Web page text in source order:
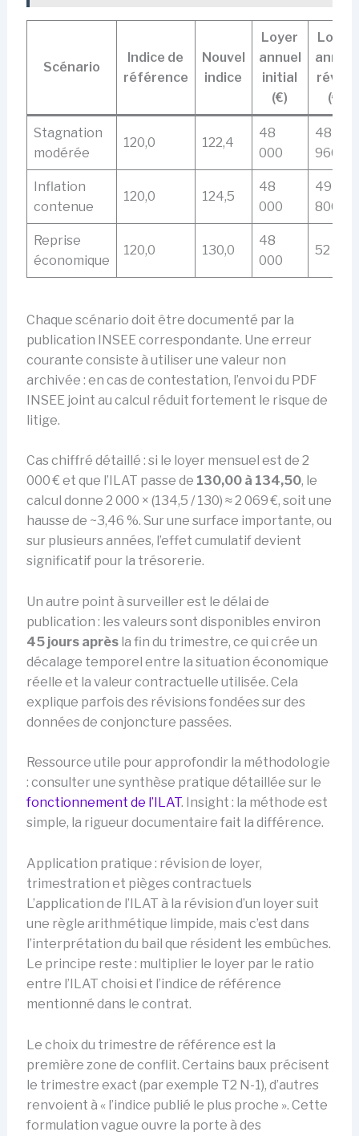
Scénario
Indice de
référence
Nouvel
indice
Loyer
annuel
initial
(€)
Loyer
annuel
révisé
(€)
Stagnation
modérée
120,0 122,4
48
000
48
960
Inflation
contenue
120,0 124,5
48
000
49
800
Reprise
économique
120,0 130,0
48
000
52 000
Chaque scénario doit être documenté par la
publication INSEE correspondante. Une erreur
courante consiste à utiliser une valeur non
archivée : en cas de contestation, l’envoi du PDF
INSEE joint au calcul réduit fortement le risque de
litige.
Cas chiffré détaillé : si le loyer mensuel est de 2
000 € et que l’ILAT passe de 130,00 à 134,50, le
calcul donne 2 000 × (134,5 / 130) ≈ 2 069 €, soit une
hausse de ~3,46 %. Sur une surface importante, ou
sur plusieurs années, l’effet cumulatif devient
significatif pour la trésorerie.
Un autre point à surveiller est le délai de
publication : les valeurs sont disponibles environ
45 jours aprèsla fin du trimestre, ce qui crée un
décalage temporel entre la situation économique
réelle et la valeur contractuelle utilisée. Cela
explique parfois des révisions fondées sur des
données de conjoncture passées.
Ressource utile pour approfondir la méthodologie
: consulter une synthèse pratique détaillée sur le
fonctionnement de l’ILAT. Insight : la méthode est
simple, la rigueur documentaire fait la différence.
Application pratique : révision de loyer,
trimestration et pièges contractuels
L’application de l’ILAT à la révision d’un loyer suit
une règle arithmétique limpide, mais c’est dans
l’interprétation du bail que résident les embûches.
Le principe reste : multiplier le loyer par le ratio
entre l’ILAT choisi et l’indice de référence
mentionné dans le contrat.
Le choix du trimestre de référence est la
première zone de conflit. Certains baux précisent
le trimestre exact (par exemple T2 N-1), d’autres
renvoient à « l’indice publié le plus proche ». Cette
formulation vague ouvre la porte à des